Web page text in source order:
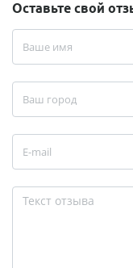
Оставьте свой